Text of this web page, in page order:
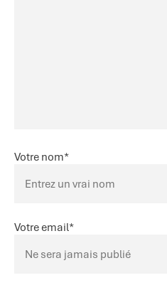
Votre nom*
Votre email*